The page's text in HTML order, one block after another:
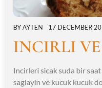
BYAYTEN 17 DECEMBER
INCIRLI
Incirleri sicak suda bir
saglayin ve kucuk kucuk